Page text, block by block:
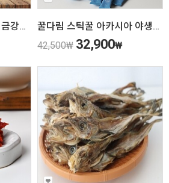
[고성농협쌀] 2025년산 금강산수해앤들미 10kg (상등급) 당일도정
꿀다림 스틱꿀 아카시아 야생화 대용량 50개입 100개입
42,500₩ 32,900₩